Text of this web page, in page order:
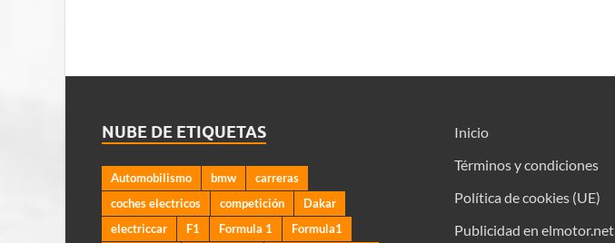
NUBE DE ETIQUETAS
Automobilismo bmw
carreras
coches electricos
competición
Dakar
electriccar
F1 Formula 1
Formula1
Inicio
Términos y condiciones
Política de cookies (UE)
Publicidad en elmotor.net